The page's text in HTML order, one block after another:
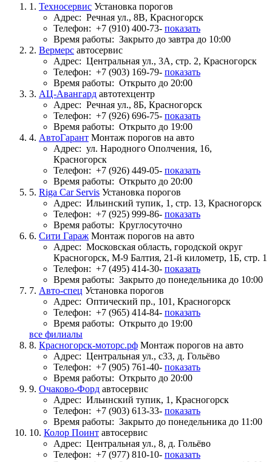
1. Техносервис Установка порогов
Адрес: Речная ул., 8В, Красногорск
Телефон: +7 (910) 400-73- показать
Время работы: Закрыто до завтра до 10:00
2. Вермерс автосервис
Адрес: Центральная ул., 3А, стр. 2, Красногорск
Телефон: +7 (903) 169-79- показать
Время работы: Открыто до 20:00
3. АЦ-Авангард автотехцентр
Адрес: Речная ул., 8Б, Красногорск
Телефон: +7 (926) 696-75- показать
Время работы: Открыто до 19:00
4. АвтоГарант Монтаж порогов на авто
Адрес: ул. Народного Ополчения, 16,
Красногорск
Телефон: +7 (926) 449-05- показать
Время работы: Открыто до 20:00
5. Riga Car Servis Установка порогов
Адрес: Ильинский тупик, 1, стр. 13, Красногорск
Телефон: +7 (925) 999-86- показать
Время работы: Круглосуточно
6. Сити Гараж Монтаж порогов на авто
Адрес: Московская область, городской округ
Красногорск, М-9 Балтия, 21-й километр, 1Б, стр. 1
Телефон: +7 (495) 414-30- показать
Время работы: Закрыто до понедельника до 10:00
7. Авто-спец Установка порогов
Адрес: Оптический пр., 101, Красногорск
Телефон: +7 (965) 414-84- показать
Время работы: Открыто до 19:00
все филиалы
8. Красногорск-моторс.рф Монтаж порогов на авто
Адрес: Центральная ул., с33, д. Гольёво
Телефон: +7 (905) 761-40- показать
Время работы: Открыто до 20:00
9. Очаково-Форд автосервис
Адрес: Ильинский тупик, 1, Красногорск
Телефон: +7 (903) 613-33- показать
Время работы: Закрыто до понедельника до 11:00
10. Колор Поинт автосервис
Адрес: Центральная ул., 8, д. Гольёво
Телефон: +7 (977) 810-10- показать